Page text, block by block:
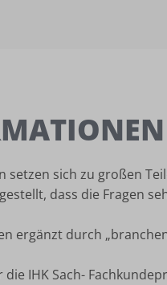
setzen sich zu großen
dass die Fragen
ergänzt durch
IHK Sach-